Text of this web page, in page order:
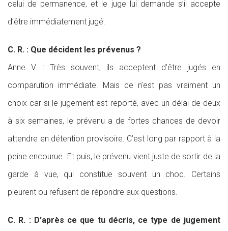
celui de permanence, et le juge lui demande s’il accepte
d’être immédiatement jugé.
C. R. : Que décident les prévenus ?
Anne V. : Très souvent, ils acceptent d’être jugés en
comparution immédiate. Mais ce n’est pas vraiment un
choix car si le jugement est reporté, avec un délai de deux
à six semaines, le prévenu a de fortes chances de devoir
attendre en détention provisoire. C’est long par rapport à la
peine encourue. Et puis, le prévenu vient juste de sortir de la
garde à vue, qui constitue souvent un choc. Certains
pleurent ou refusent de répondre aux questions.
C. R. : D’après ce que tu décris, ce type de jugement